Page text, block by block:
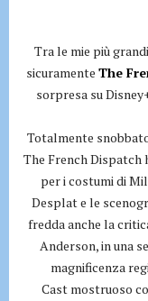
Tra le mie più
sicuramente The
sorpresa su
Totalmente
The French Dispatch
per i costumi di
Desplat e le
fredda anche la
Anderson, in una
magnificenza
Cast mostruoso